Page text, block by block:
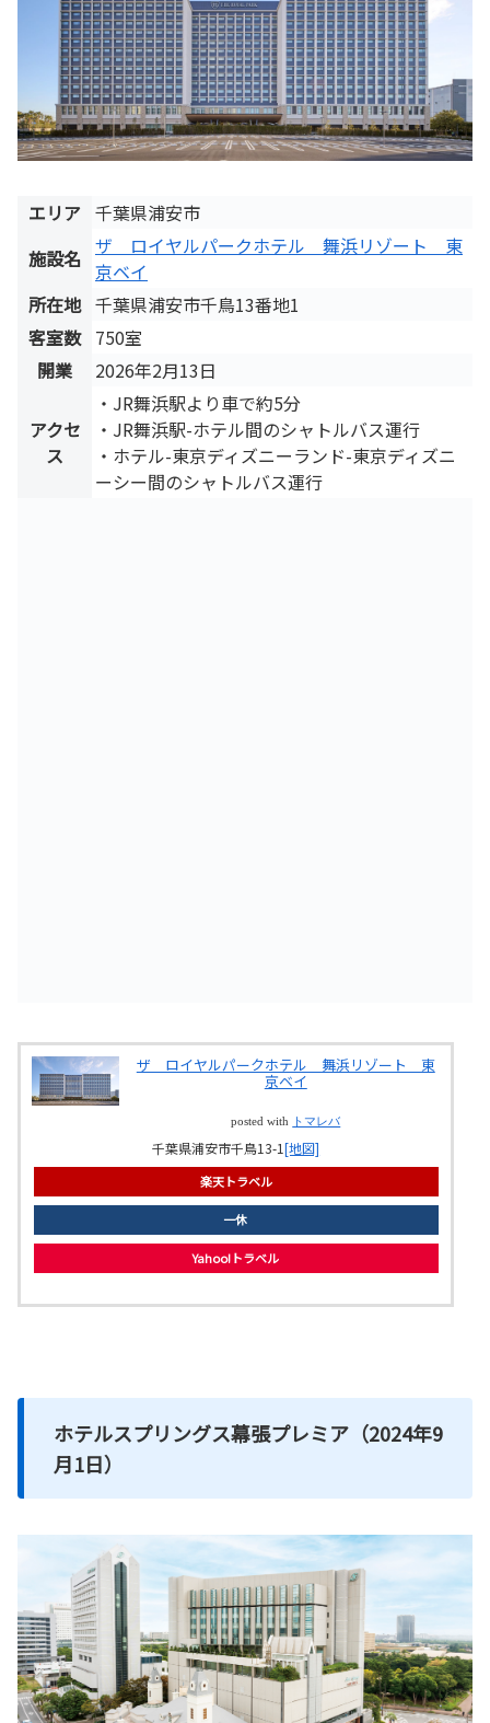
エリア 千葉県浦安市
施設名 ザ ロイヤルパークホテル 舞浜リゾート 東
京ベイ
所在地 千葉県浦安市千鳥13番地1
客室数 750室
開業
2026年2月13日
アクセ
ス
・JR舞浜駅より車で約5分
・JR舞浜駅-ホテル間のシャトルバス運行
・ホテル-東京ディズニーランド-東京ディズニ
ーシー間のシャトルバス運行
ザ ロイヤルパークホテル 舞浜リゾート 東
京ベイ
posted with トマレバ
千葉県浦安市千鳥13-1[地図]
楽天トラベル
一休
Yahoo!トラベル
ホテルスプリングス幕張プレミア（2024年9
月1日）